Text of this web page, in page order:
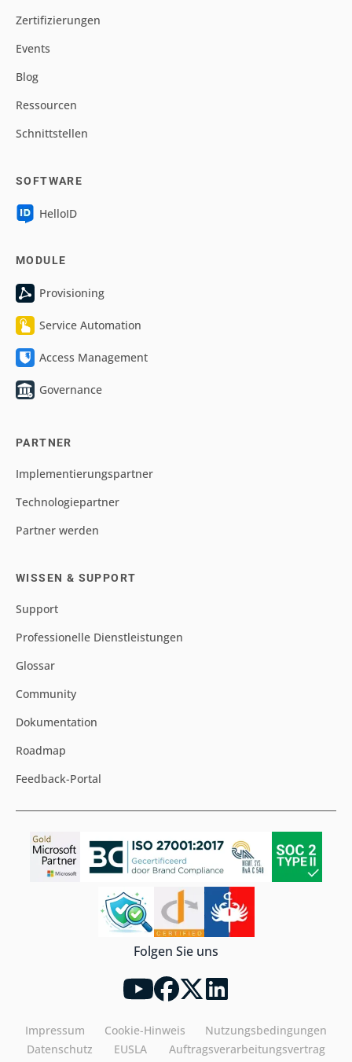
Zertifizierungen
Events
Blog
Ressourcen
Schnittstellen
SOFTWARE
HelloID
MODULE
Provisioning
Service Automation
Access Management
Governance
PARTNER
Implementierungspartner
Technologiepartner
Partner werden
WISSEN & SUPPORT
Support
Professionelle Dienstleistungen
Glossar
Community
Dokumentation
Roadmap
Feedback-Portal
Folgen Sie uns
Impressum Cookie-Hinweis
Nutzungsbedingungen
Datenschutz
EUSLA Auftragsverarbeitungsvertrag